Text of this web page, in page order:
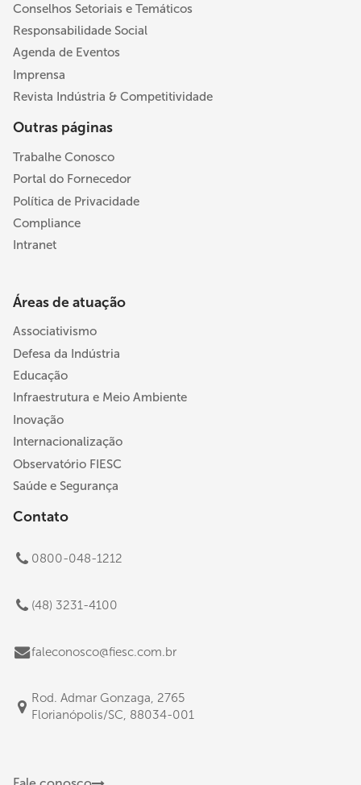
Conselhos Setoriais e Temáticos
Responsabilidade Social
Agenda de Eventos
Imprensa
Revista Indústria & Competitividade
Outras páginas
Trabalhe Conosco
Portal do Fornecedor
Política de Privacidade
Compliance
Intranet
Áreas de atuação
Associativismo
Defesa da Indústria
Educação
Infraestrutura e Meio Ambiente
Inovação
Internacionalização
Observatório FIESC
Saúde e Segurança
Contato
0800-048-1212
(48) 3231-4100
faleconosco@fiesc.com.br
Rod. Admar Gonzaga, 2765
Florianópolis/SC, 88034-001